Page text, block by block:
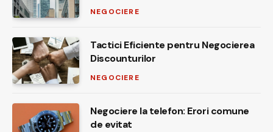
NEGOCIERE
Tactici Eficiente pentru Negocierea
Discounturilor
NEGOCIERE
Negociere la telefon: Erori comune
de evitat